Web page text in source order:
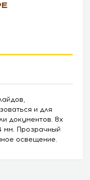
и для
документов. 8х
мм. Прозрачный
освещение.